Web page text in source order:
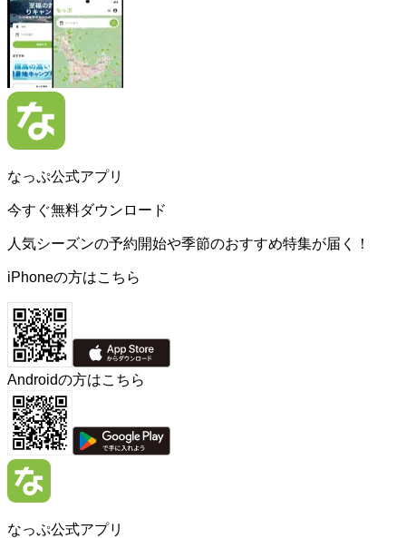
なっぷ公式アプリ
今すぐ無料ダウンロード
人気シーズンの予約開始や季節のおすすめ特集が届く！
iPhoneの方はこちら
Androidの方はこちら
なっぷ公式アプリ